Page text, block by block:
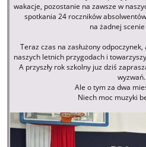
wakacje, pozostanie na zawsze w
spotkania 24 roczników
na żadnej scenie
Teraz czas na zasłużony
naszych letnich przygodach i
A przyszły rok szkolny juz dziś
Ale o tym za dwa
Niech moc muzyki